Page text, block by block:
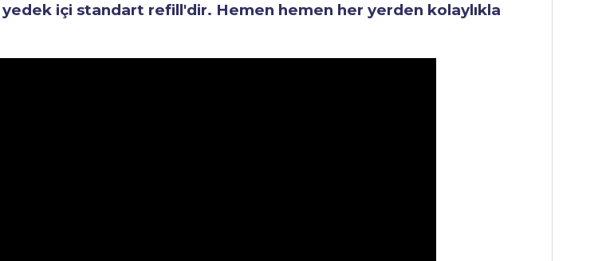
içi standart refill'dir. Hemen hemen her yerden kolaylıkla